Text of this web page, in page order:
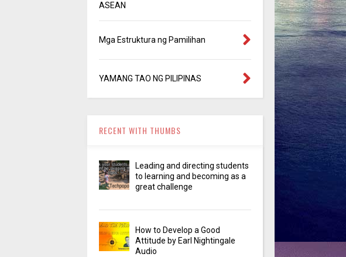
ASEAN
Mga Estruktura ng Pamilihan
YAMANG TAO NG PILIPINAS
RECENT WITH THUMBS
Leading and directing students
to learning and becoming as a
great challenge
How to Develop a Good
Attitude by Earl Nightingale
Audio